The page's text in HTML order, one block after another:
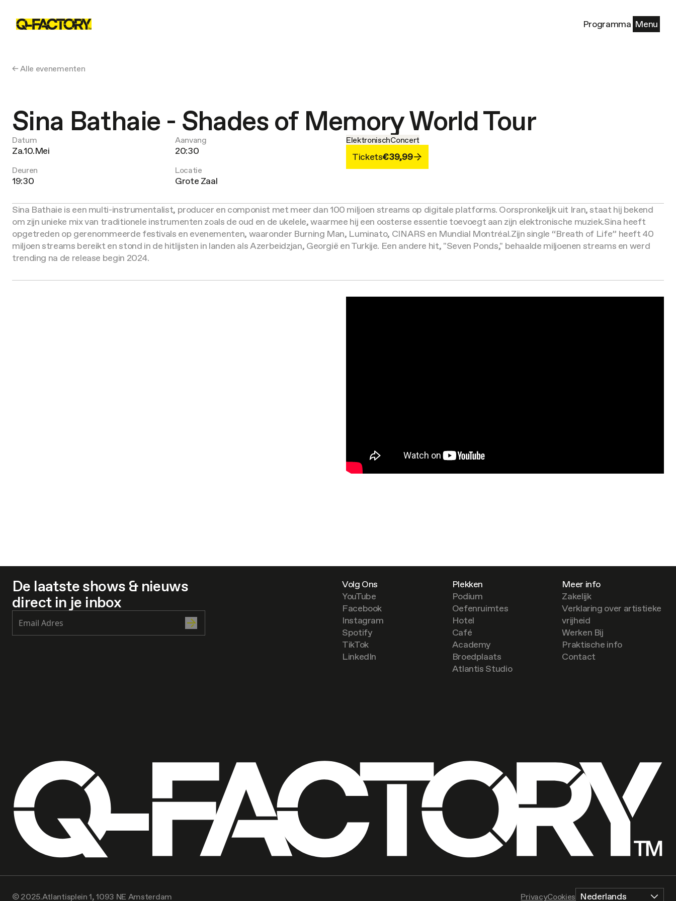
Programma Menu
← Alle evenementen
Sina Bathaie - Shades of Memory World Tour
Datum
Za.10.Mei
Aanvang
20:30
Deuren
19:30
Locatie
Grote Zaal
ElektronischConcert
Tickets€39,99
Sina Bathaie is een multi-instrumentalist, producer en componist met meer dan 100 miljoen streams op digitale platforms. Oorspronkelijk uit Iran, staat hij bekend
om zijn unieke mix van traditionele instrumenten zoals de oud en de ukelele, waarmee hij een oosterse essentie toevoegt aan zijn elektronische muziek.Sina heeft
opgetreden op gerenommeerde festivals en evenementen, waaronder Burning Man, Luminato, CINARS en Mundial Montréal.Zijn single “Breath of Life” heeft 40
miljoen streams bereikt en stond in de hitlijsten in landen als Azerbeidzjan, Georgië en Turkije. Een andere hit, "Seven Ponds," behaalde miljoenen streams en werd
trending na de release begin 2024.
De laatste shows & nieuws
direct in je inbox
Volg Ons
YouTube
Facebook
Instagram
Spotify
TikTok
LinkedIn
Plekken
Podium
Oefenruimtes
Hotel
Café
Academy
Broedplaats
Atlantis Studio
Meer info
Zakelijk
Verklaring over artistieke
vrijheid
Werken Bij
Praktische info
Contact
© 2025.Atlantisplein 1, 1093 NE Amsterdam PrivacyCookies Nederlands